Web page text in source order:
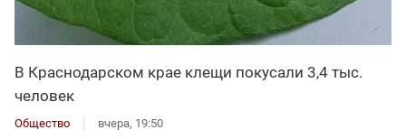
В Краснодарском крае клещи покусали 3,4 тыс.
человек
Общество вчера, 19:50